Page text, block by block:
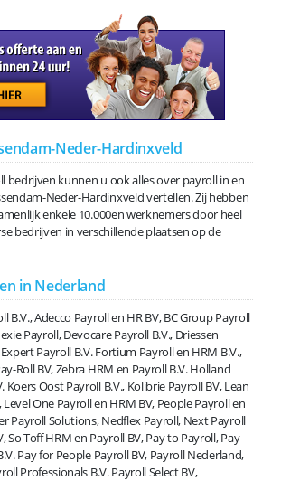
Neder-Hardinxveld
bedrijven kunnen u ook alles over payroll in en
Neder-Hardinxveld vertellen. Zij hebben
enkele 10.000en werknemers door heel
bedrijven in verschillende plaatsen op de
in Nederland
B.V., Adecco Payroll en HR BV, BC Group Payroll
Payroll, Devocare Payroll B.V., Driessen
Payroll B.V. Fortium Payroll en HRM B.V.,
Roll BV, Zebra HRM en Payroll B.V. Holland
Koers Oost Payroll B.V., Kolibrie Payroll BV, Lean
Level One Payroll en HRM BV, People Payroll en
Payroll Solutions, Nedflex Payroll, Next Payroll
So Toff HRM en Payroll BV, Pay to Payroll, Pay
Pay for People Payroll BV, Payroll Nederland,
Professionals B.V. Payroll Select BV,